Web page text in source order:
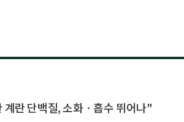
란 단백질, 소화ㆍ흡수 뛰어나"